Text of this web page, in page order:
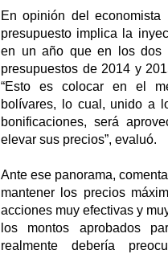
En opinión del
presupuesto implica la
en un año que en los dos
presupuestos de 2014 y
“Esto es colocar en el
bolívares, lo cual, unido a
bonificaciones, será
elevar sus precios”, evaluó.
Ante ese panorama,
mantener los precios
acciones muy efectivas y
los montos aprobados
realmente debería